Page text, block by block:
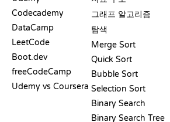
Codecademy
DataCamp
LeetCode
Boot.dev
freeCodeCamp
Udemy vs Coursera
그래프 알고리즘
탐색
Merge Sort
Quick Sort
Bubble Sort
Selection Sort
Binary Search
Binary Search Tree